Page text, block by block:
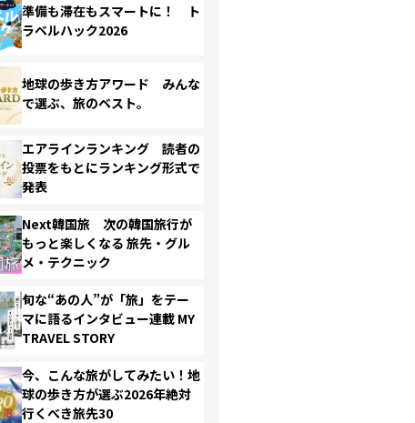
準備も滞在もスマートに！ ト
ラベルハック2026
地球の歩き方アワード みんな
で選ぶ、旅のベスト。
エアラインランキング 読者の
投票をもとにランキング形式で
発表
Next韓国旅 次の韓国旅行が
もっと楽しくなる 旅先・グル
メ・テクニック
旬な“あの人”が「旅」をテー
マに語るインタビュー連載 MY
TRAVEL STORY
今、こんな旅がしてみたい！地
球の歩き方が選ぶ2026年絶対
行くべき旅先30